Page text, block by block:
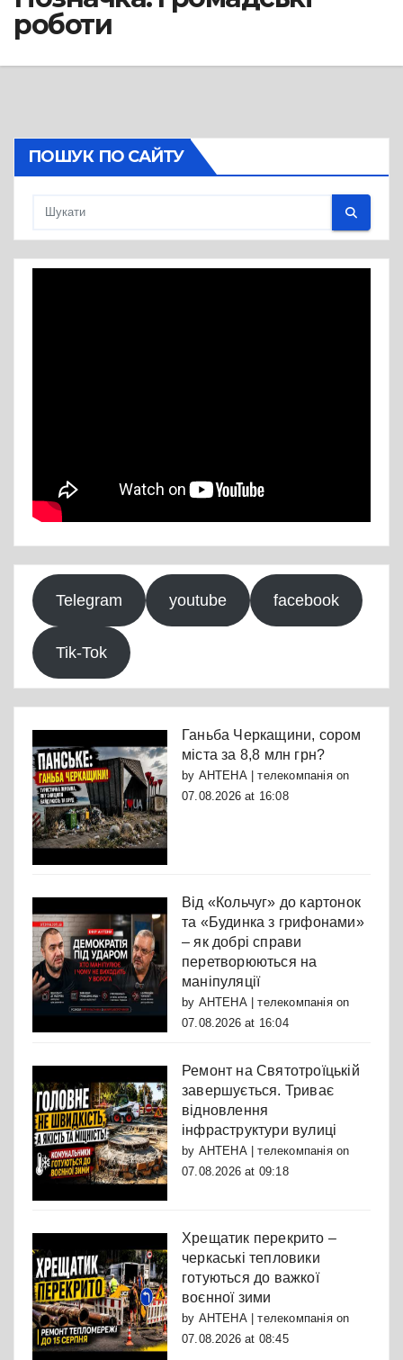
роботи
ПОШУК ПО САЙТУ
Telegram youtube facebook
Tik-Tok
Ганьба Черкащини, сором
міста за 8,8 млн грн?
by АНТЕНА | телекомпаніяon
07.08.2026 at 16:08
Від «Кольчуг» до картонок
та «Будинка з грифонами»
– як добрі справи
перетворюються на
маніпуляції
by АНТЕНА | телекомпаніяon
07.08.2026 at 16:04
Ремонт на Святотроїцькій
завершується. Триває
відновлення
інфраструктури вулиці
by АНТЕНА | телекомпаніяon
07.08.2026 at 09:18
Хрещатик перекрито –
черкаські тепловики
готуються до важкої
воєнної зими
by АНТЕНА | телекомпаніяon
07.08.2026 at 08:45